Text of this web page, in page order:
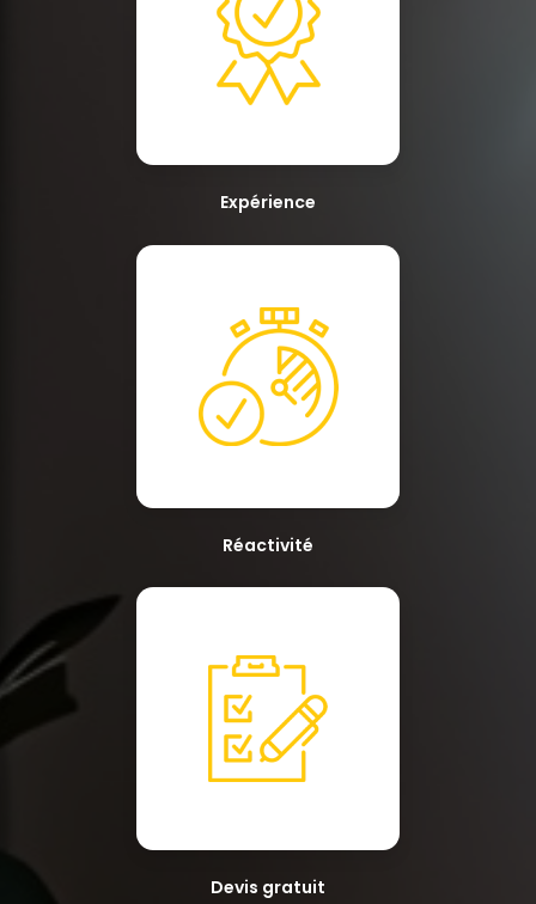
Expérience
Réactivité
Devis gratuit